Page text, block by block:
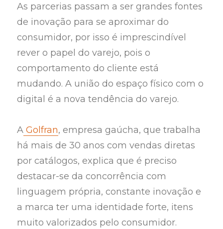
As parcerias passam a ser grandes fontes
de inovação para se aproximar do
consumidor, por isso é imprescindível
rever o papel do varejo, pois o
comportamento do cliente está
mudando. A união do espaço físico com o
digital é a nova tendência do varejo.
A Golfran, empresa gaúcha, que trabalha
há mais de 30 anos com vendas diretas
por catálogos, explica que é preciso
destacar-se da concorrência com
linguagem própria, constante inovação e
a marca ter uma identidade forte, itens
muito valorizados pelo consumidor.